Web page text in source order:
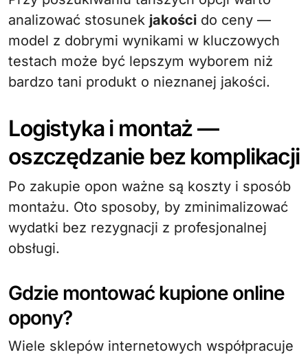
analizować stosunek jakości do ceny —
model z dobrymi wynikami w kluczowych
testach może być lepszym wyborem niż
bardzo tani produkt o nieznanej jakości.
Logistyka i montaż —
oszczędzanie bez komplikacji
Po zakupie opon ważne są koszty i sposób
montażu. Oto sposoby, by zminimalizować
wydatki bez rezygnacji z profesjonalnej
obsługi.
Gdzie montować kupione online
opony?
Wiele sklepów internetowych współpracuje